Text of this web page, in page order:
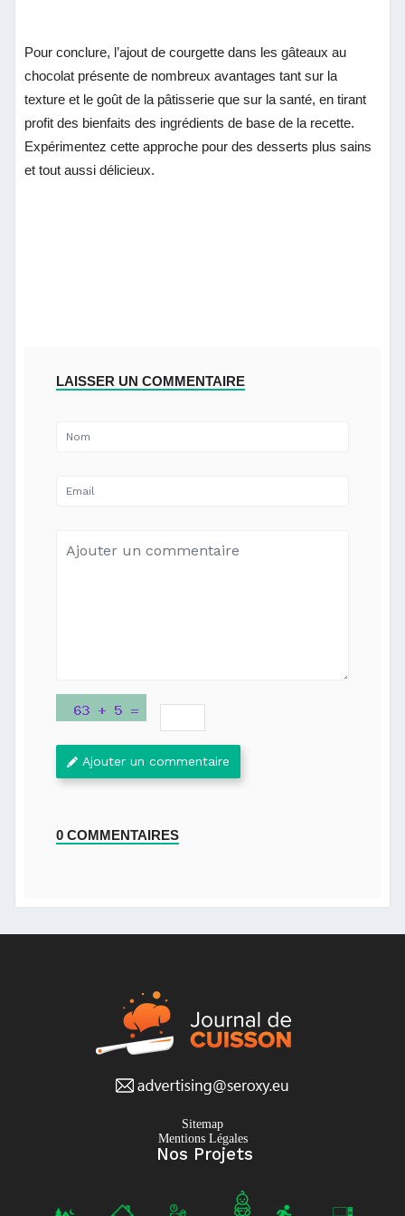
Pour conclure, l’ajout de courgette dans les gâteaux au
chocolat présente de nombreux avantages tant sur la
texture et le goût de la pâtisserie que sur la santé, en tirant
profit des bienfaits des ingrédients de base de la recette.
Expérimentez cette approche pour des desserts plus sains
et tout aussi délicieux.
LAISSER UN COMMENTAIRE
Ajouter un commentaire
0 COMMENTAIRES
Sitemap
Mentions Légales
Nos Projets